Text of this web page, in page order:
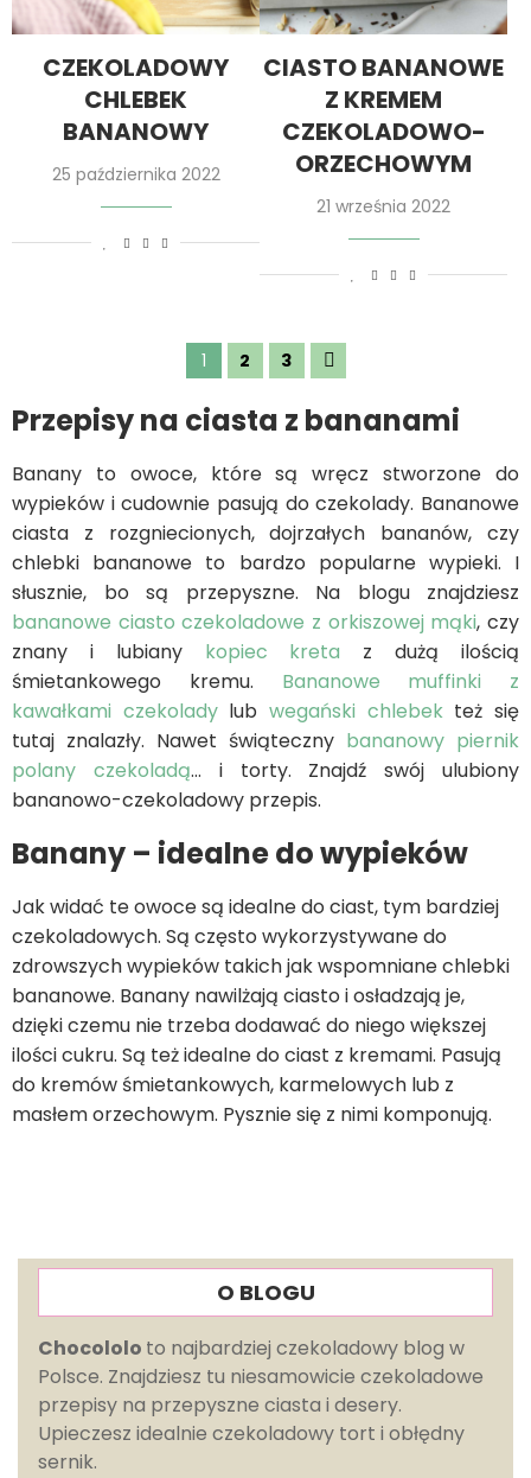
CZEKOLADOWY
CHLEBEK
BANANOWY
25 października 2022
CIASTO BANANOWE
Z KREMEM
CZEKOLADOWO-
ORZECHOWYM
21 września 2022
1 2 3
Przepisy na ciasta z bananami
Banany to owoce, które są wręcz stworzone do
wypieków i cudownie pasują do czekolady. Bananowe
ciasta z rozgniecionych, dojrzałych bananów, czy
chlebki bananowe to bardzo popularne wypieki. I
słusznie, bo są przepyszne. Na blogu znajdziesz
bananowe ciasto czekoladowe z orkiszowej mąki, czy
znany i lubiany kopiec kreta z dużą ilością
śmietankowego kremu. Bananowe muffinki z
kawałkami czekoladylubwegański chlebekteż się
tutaj znalazły. Nawet świąteczny bananowy piernik
polany czekoladą… i torty. Znajdź swój ulubiony
bananowo-czekoladowy przepis.
Banany – idealne do wypieków
Jak widać te owoce są idealne do ciast, tym bardziej
czekoladowych. Są często wykorzystywane do
zdrowszych wypieków takich jak wspomniane chlebki
bananowe. Banany nawilżają ciasto i osładzają je,
dzięki czemu nie trzeba dodawać do niego większej
ilości cukru. Są też idealne do ciast z kremami. Pasują
do kremów śmietankowych, karmelowych lub z
masłem orzechowym. Pysznie się z nimi komponują.
O BLOGU
Chocololo to najbardziej czekoladowy blog w
Polsce. Znajdziesz tu niesamowicie czekoladowe
przepisy na przepyszne ciasta i desery.
Upieczesz idealnie czekoladowy tort i obłędny
sernik.